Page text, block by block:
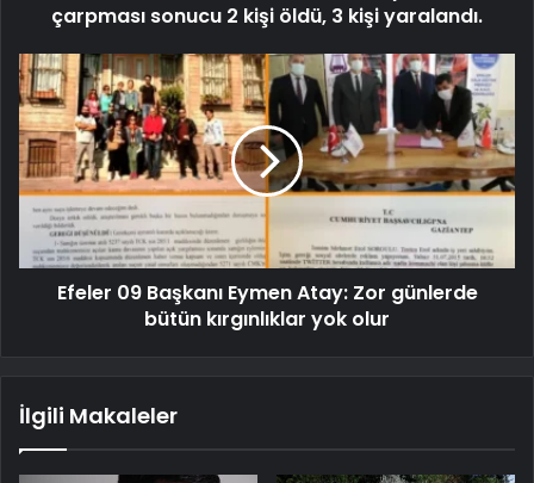
çarpması sonucu 2 kişi öldü, 3 kişi yaralandı.
Efeler 09 Başkanı Eymen Atay: Zor günlerde
bütün kırgınlıklar yok olur
İlgili Makaleler